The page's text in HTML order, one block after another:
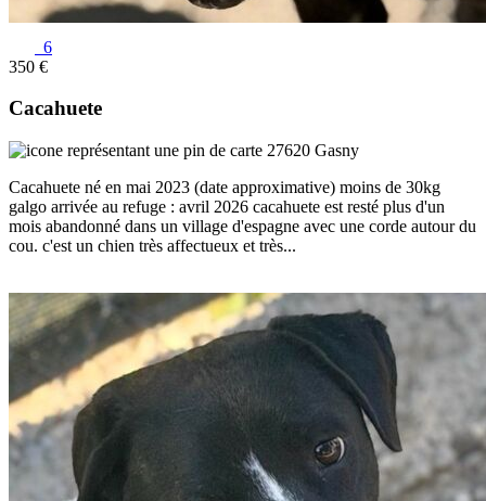
6
350 €
Cacahuete
27620 Gasny
Cacahuete né en mai 2023 (date approximative) moins de 30kg
galgo arrivée au refuge : avril 2026 cacahuete est resté plus d'un
mois abandonné dans un village d'espagne avec une corde autour du
cou. c'est un chien très affectueux et très...